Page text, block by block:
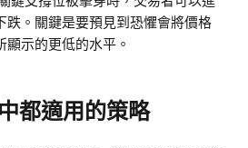
跌。關鍵是要預見到恐懼會將價格
示的更低的水平。
都適用的策略